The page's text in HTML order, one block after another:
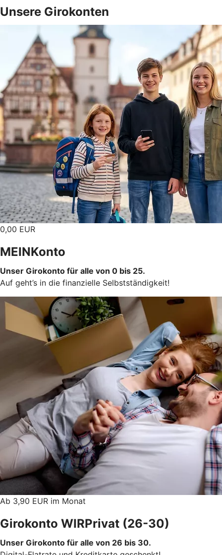
Unsere Girokonten
0,00 EUR
MEINKonto
Unser Girokonto für alle von 0 bis 25.
Auf geht’s in die finanzielle Selbstständigkeit!
Ab 3,90 EUR im Monat
Girokonto WIRPrivat (26-30)
Unser Girokonto für alle von 26 bis 30.